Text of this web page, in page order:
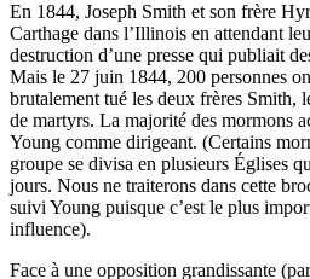
En 1844, Joseph Smith et son frère
Carthage dans l’Illinois en attendant
destruction d’une presse qui publiait
Mais le 27 juin 1844, 200 personnes
brutalement tué les deux frères Smith,
de martyrs. La majorité des mormons
Young comme dirigeant. (Certains
groupe se divisa en plusieurs Églises
jours. Nous ne traiterons dans cette
suivi Young puisque c’est le plus
influence).
Face à une opposition grandissante